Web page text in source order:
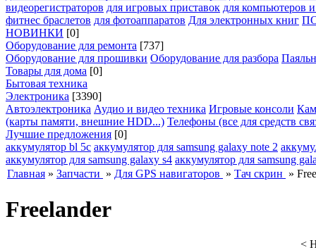
видеорегистраторов для игровых приставок для компьютеров
фитнес браслетов для фотоаппаратов Для электронных книг
НОВИНКИ [0]
Оборудование для ремонта [737]
Оборудование для прошивки Оборудование для разбора
Товары для дома [0]
Бытовая техника
Электроника [3390]
Автоэлектроника Аудио и видео техника Игровые консоли
(карты памяти, внешние HDD...) Телефоны (все для средств
Лучшие предложения [0]
аккумулятор bl 5c аккумулятор для samsung galaxy note 2
аккумулятор для samsung galaxy s4 аккумулятор для samsung
Главная » Запчасти » Для GPS навигаторов » Тач скрин »
Freelander
<